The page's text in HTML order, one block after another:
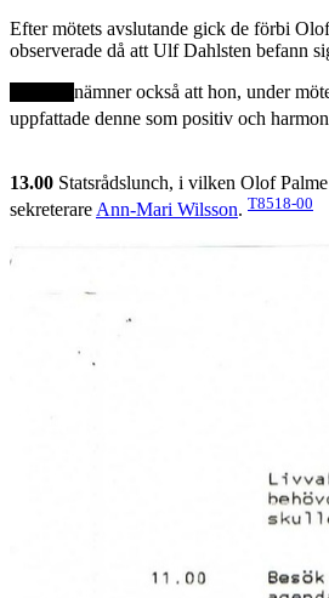
Efter mötets avslutande gick de förbi
observerade då att Ulf Dahlsten befann
nämner också att hon, under
uppfattade denne som positiv och
13.00 Statsrådslunch, i vilken Olof
sekreterare Ann-Mari Wilsson. T8518-00